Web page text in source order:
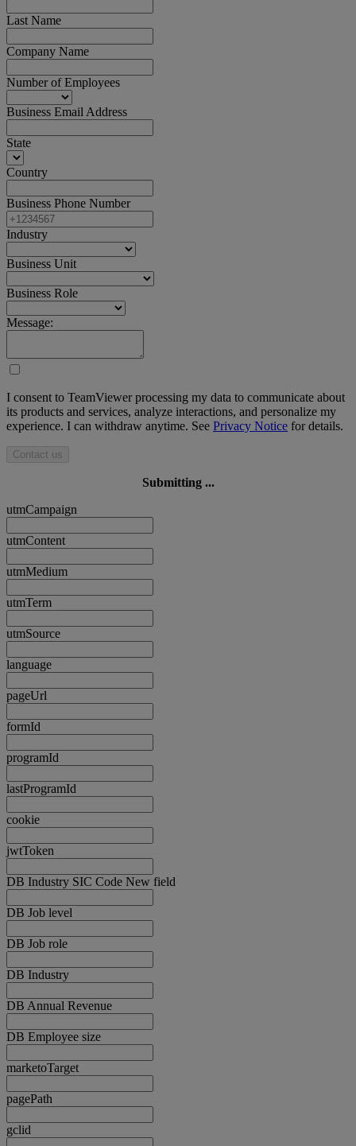
Last Name
Company Name
Number of Employees
Business Email Address
State
Country
Business Phone Number
Industry
Business Unit
Business Role
Message:
I consent to TeamViewer processing my data to communicate about
its products and services, analyze interactions, and personalize my
experience. I can withdraw anytime. See Privacy Notice for details.
Contact us
Submitting ...
utmCampaign
utmContent
utmMedium
utmTerm
utmSource
language
pageUrl
formId
programId
lastProgramId
cookie
jwtToken
DB Industry SIC Code New field
DB Job level
DB Job role
DB Industry
DB Annual Revenue
DB Employee size
marketoTarget
pagePath
gclid